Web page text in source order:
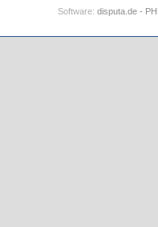
Software: disputa.de -